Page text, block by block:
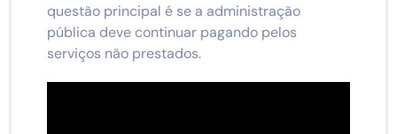
questão principal é se a administração
pública deve continuar pagando pelos
serviços não prestados.